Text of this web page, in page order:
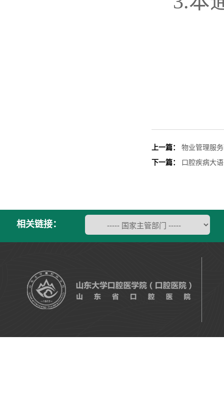
上一篇：
物业管理服
下一篇：
口腔疾病大
相关链接：